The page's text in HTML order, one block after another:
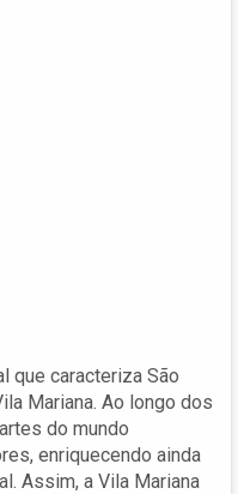
que caracteriza São
Mariana. Ao longo dos
do mundo
enriquecendo ainda
Assim, a Vila Mariana